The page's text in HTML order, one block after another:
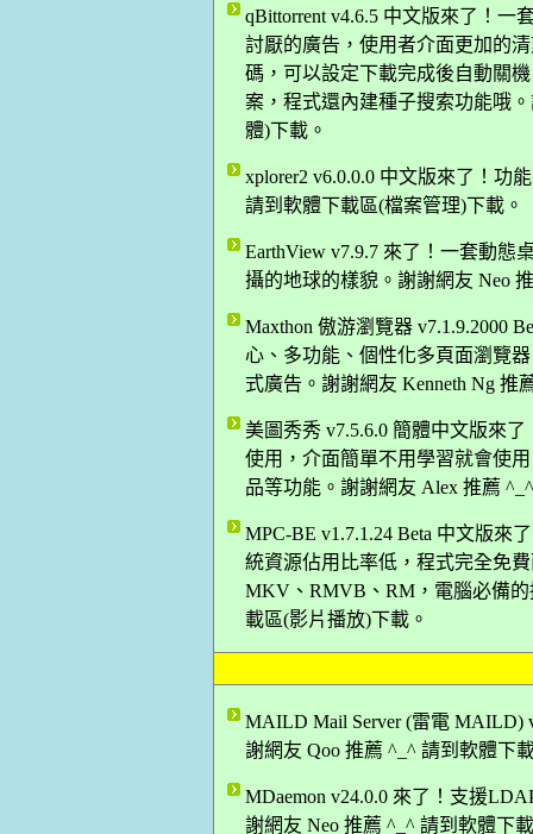
qBittorrent v4.6.5 中文版來了！一
討厭的廣告，使用者介面更加的
碼，可以設定下載完成後自動關
案，程式還內建種子搜索功能哦
體)下載。
xplorer2 v6.0.0.0 中文版來了！功
請到軟體下載區(檔案管理)下載。
EarthView v7.9.7 來了！一套動態
攝的地球的樣貌。謝謝網友 Neo
Maxthon 傲游瀏覽器 v7.1.9.2000
心、多功能、個性化多頁面瀏覽
式廣告。謝謝網友 Kenneth Ng 推
美圖秀秀 v7.5.6.0 簡體中文版來
使用，介面簡單不用學習就會使
品等功能。謝謝網友 Alex 推薦
MPC-BE v1.7.1.24 Beta 中文版來
統資源佔用比率低，程式完全免
MKV、RMVB、RM，電腦必備
載區(影片播放)下載。
MAILD Mail Server (雷電 MAILD)
謝網友 Qoo 推薦 ^_^ 請到軟體下
MDaemon v24.0.0 來了！支援
謝網友 Neo 推薦 ^_^ 請到軟體下